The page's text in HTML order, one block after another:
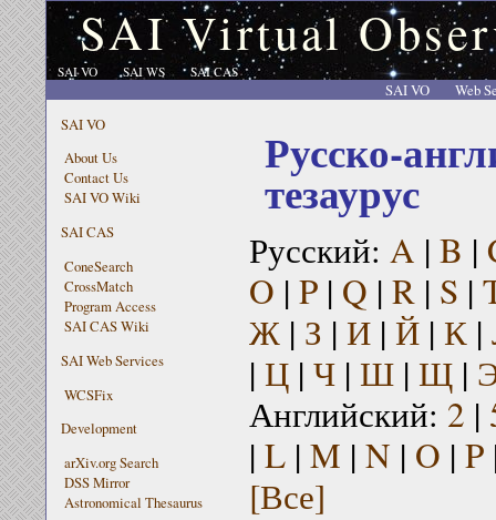
SAI Virtual
SAI VO SAI WS SAI CAS
SAI VO
Web
SAI VO
About Us
Contact Us
SAI VO Wiki
SAI CAS
ConeSearch
CrossMatch
Program Access
SAI CAS Wiki
SAI Web Services
WCSFix
Development
arXiv.org Search
DSS Mirror
Astronomical Thesaurus
Русско-
тезаурус
Русский: A | B |
O | P| Q | R| S |
Ж| З | И| Й| К|
| Ц| Ч| Ш| Щ|
Английский: 2 |
| L| M | N | O | P
[Все]